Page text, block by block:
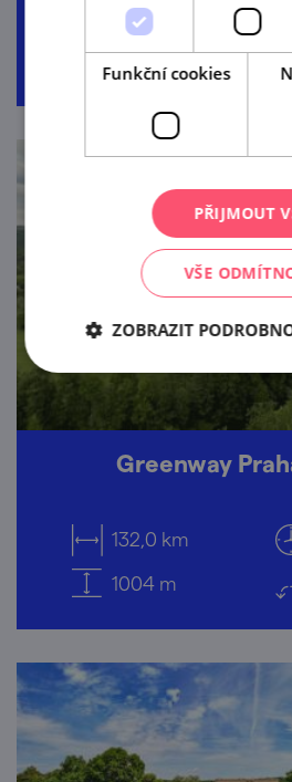
135,0 km
972 m
Greenway
132,0 km
1004 m
Funkční cookies
PŘIJMOUT
VŠE
ZOBRAZIT